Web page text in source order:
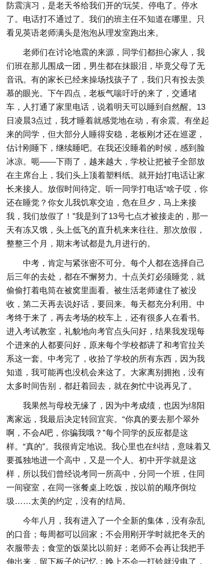
防震演习，是老天爷给我们开的'玩笑。停电了。停水
了。电话打不通过了。我们的班主任不知道在哪里。只
看见英语老师满头是泡泡从理发室跑出来。
老师们在讨论地震的来源，同学们都担心家人，我
们班在那儿围成一团，男生都在抹眼泪，毕竟父母了无
音讯。有的家长已经来操场找孩子了，我们只有投去羡
慕的眼光。下午四点，老板气喘吁吁的来了，交通堵
车，人打通了家里电话，说着明天可以睡到自然醒。13
日凌晨3点过，我才睡着就感觉地在动，有余震。有坐起
来的同学，但大部分人睡得安稳，老板刚才还在巡逻，
估计刚睡下，继续睡吧。在我还没睡着的时候，感到脸
冰凉。呃——下雨了，越来越大，学校让把被子全部放
在主席台上，我们头上顶着塑料纸。就开始打电话让家
长来接人。放假时间待定。听一同学打电话“啥子哎，你
还在睡觉？你女儿我饥寒交迫，危在旦夕，马上来接
我，我们放假了！”我是到了13号七点才被接走的，那一
天有冻又饿，头上低飞的直升机来来往往。那次放假，
整整三个月，期末考试都是九月进行的。
中考，肯定与紧张密不可分。每个人都在选择自己
后三年的去处，都在不懈努力。十点关灯必须睡觉，就
偷偷打着电筒在被窝里面看。被生活老师逮住了被没
收，第二天再去说好话，要回来。每天都充分利用。中
考终于来了，再去考场的校车上，还有很多人在看书。
进入考试教室，礼貌地向考官点头问好，结果我发现每
个进来的人都要问好，原来每个学校都讲了和考官拉关
系这一套。中考完了，收拾了学校的所有东西，因为我
知道，我可能再也没机会来这了。大家离别拥抱，没有
太多时间告别，都赶着回去，就在匆忙中说再见了。
我果然与母校无缘了，因为中考成绩，也因为绵阳
离家远，我最后决定转回宜宾。“你真的要去那个翠外
啊，不会A吧，你骗我哦？”每个同学的反应都是这
样。“真的”。我很肯定地说。我心里也在纠结，意味着又
要孤独地进一个高中，又是一个人。初中开学就是这
样，所以我们曾经说考同一所高中，分同一个班，住同
一间寝室，在同一张餐桌上吃饭，按以前的顺序倒垃
圾……太美的约定，没有的结局。
今年八月，我有进入了一个全新的集体，没有杂乱
的口音；每周都可以回家；不会用刚开学时就把冬天的
衣服带去；食堂的饭菜比以前好；老师不会再让我把手
伸出来，留下板子的记忆；晚上不会一打铃就没电了，